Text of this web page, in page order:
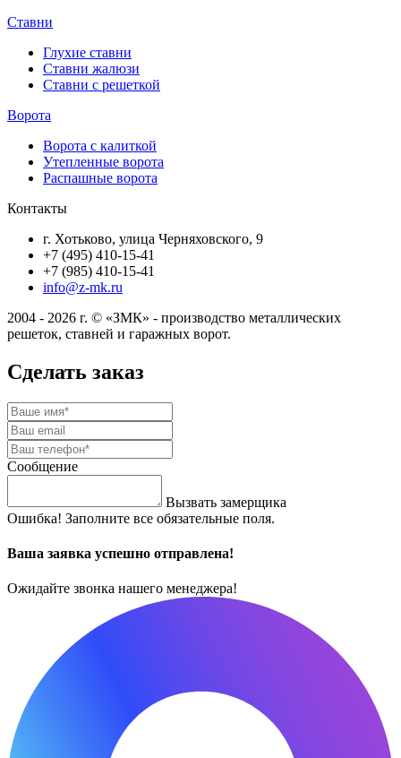
Ставни
Глухие ставни
Ставни жалюзи
Ставни с решеткой
Ворота
Ворота с калиткой
Утепленные ворота
Распашные ворота
Контакты
г. Хотьково, улица Черняховского, 9
+7 (495) 410-15-41
+7 (985) 410-15-41
info@z-mk.ru
2004 - 2026 г. © «ЗМК» - производство металлических
решеток, ставней и гаражных ворот.
Сделать заказ
Сообщение
Вызвать замерщика
Ошибка! Заполните все обязательные поля.
Ваша заявка успешно отправлена!
Ожидайте звонка нашего менеджера!